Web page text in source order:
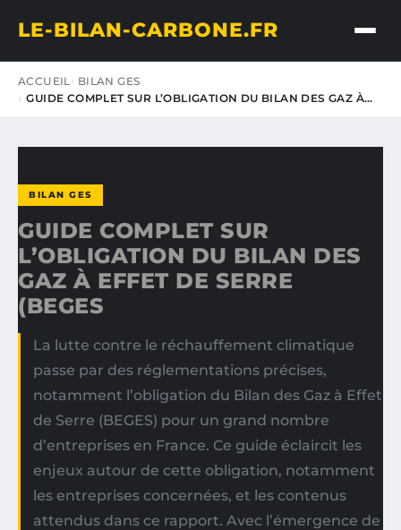
LE-BILAN-CARBONE.FR
ACCUEIL
BILAN GES
GUIDE COMPLET SUR L’OBLIGATION DU BILAN DES GAZ À…
BILAN GES
GUIDE COMPLET SUR
L’OBLIGATION DU BILAN DES
GAZ À EFFET DE SERRE
(BEGES
La lutte contre le réchauffement climatique
passe par des réglementations précises,
notamment l’obligation du Bilan des Gaz à Effet
de Serre (BEGES) pour un grand nombre
d’entreprises en France. Ce guide éclaircit les
enjeux autour de cette obligation, notamment
les entreprises concernées, et les contenus
attendus dans ce rapport. Avec l’émergence de